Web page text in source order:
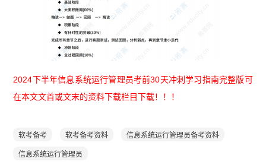
2024下半年信息系统运行管理员考前30天冲刺学习指南完整版可
在本文文首或文末的资料下载栏目下载！！！
软考备考 软考备考资料 信息系统运行管理员备考资料
信息系统运行管理员